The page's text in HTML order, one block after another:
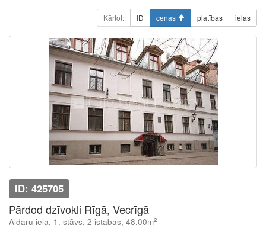
Kārtot: ID cenas platības ielas
ID: 425705
Pārdod dzīvokli Rīgā, Vecrīgā
Aldaru iela, 1. stāvs, 2 istabas, 48.00m2